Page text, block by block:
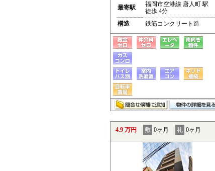
最寄駅
福岡市空港線 唐人町 駅
徒歩 4分
構造
鉄筋コンクリート造
4.9 万円 敷 0ヶ月 礼 0ヶ月